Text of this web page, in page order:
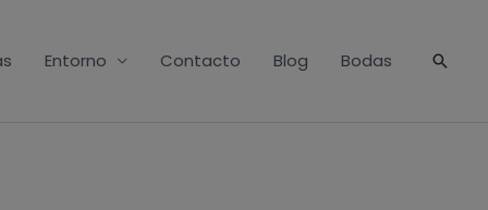
Entorno Contacto Blog Bodas